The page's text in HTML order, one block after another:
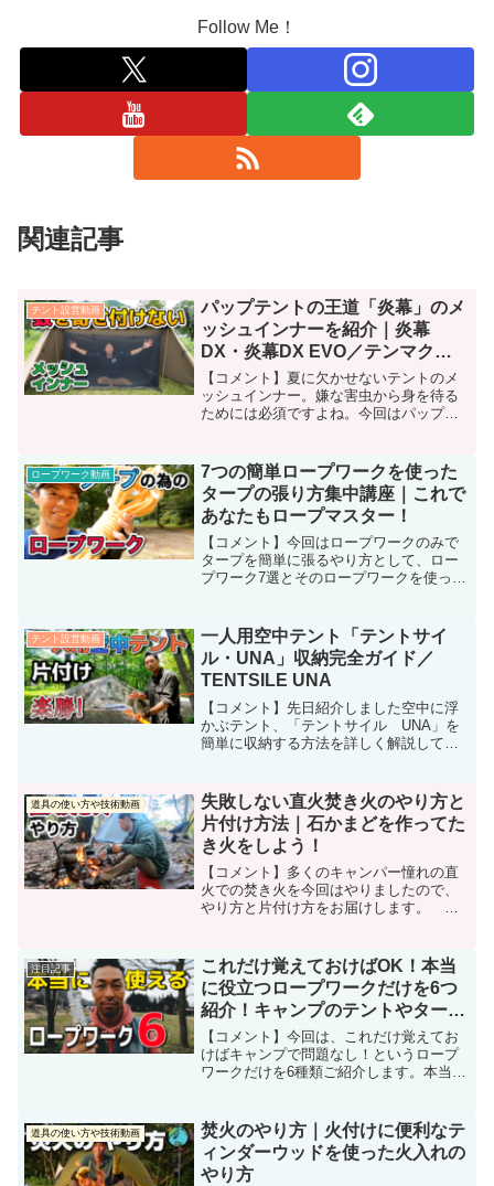
Follow Me！
関連記事
テント設営動画
パップテントの王道「炎幕」のメ
ッシュインナーを紹介｜炎幕
DX・炎幕DX EVO／テンマクデ
ザイン｜軍幕
【コメント】夏に欠かせないテントのメ
ッシュインナー。嫌な害虫から身を待る
ためには必須ですよね。今回はパップテ
す。★パップテントの王道「炎幕」のメ
ッシュインナーを紹介｜炎幕...
ロープワーク動画
7つの簡単ロープワークを使った
タープの張り方集中講座｜これで
あなたもロープマスター！
【コメント】今回はロープワークのみで
タープを簡単に張るやり方として、ロー
プワーク7選とそのロープワークを使った
ーすればキャンプに関して言えば他のロ
ープワークを覚える必要...
テント設営動画
一人用空中テント「テントサイ
ル・UNA」収納完全ガイド／
TENTSILE UNA
【コメント】先日紹介しました空中に浮
かぶテント、「テントサイル UNA」を
簡単に収納する方法を詳しく解説してい
見です。★一人用空中テント「テントサ
イル・UNA」収納完全...
道具の使い方や技術動画
失敗しない直火焚き火のやり方と
片付け方法｜石かまどを作ってた
き火をしよう！
【コメント】多くのキャンパー憧れの直
火での焚き火を今回はやりましたので、
やり方と片付け方をお届けします。 ★
う！ 【使用キャンプ道具】 【商 品
名】ブッシュクラフト た...
注目記事
これだけ覚えておけばOK！本当
に役立つロープワークだけを6つ
紹介！キャンプのテントやタープ
やハンモックに！
【コメント】今回は、これだけ覚えてお
けばキャンプで問題なし！というロープ
ワークだけを6種類ご紹介します。本当に
ださい！これであなたもキャンプでヒー
ローだ！！※【訂正】動...
道具の使い方や技術動画
焚火のやり方｜火付けに便利なテ
ィンダーウッドを使った火入れの
やり方